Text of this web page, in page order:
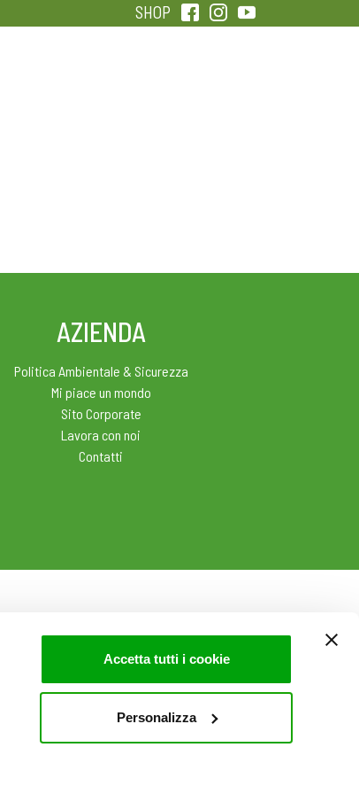
Accetta tutti i cookie
Personalizza
SHOP
AZIENDA
Politica Ambientale & Sicurezza
Mi piace un mondo
Sito Corporate
Lavora con noi
Contatti